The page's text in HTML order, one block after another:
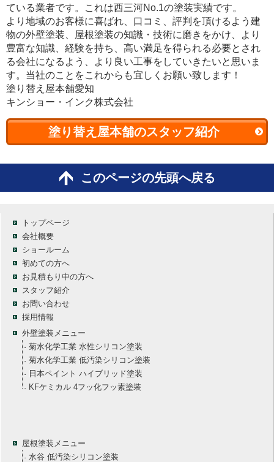
ている業者です。これは西三河No.1の塗装実績です。
より地域のお客様に喜ばれ、口コミ、評判を頂けるよう建
物の外壁塗装、屋根塗装の知識・技術に磨きをかけ、より
豊富な知識、経験を持ち、高い満足を得られる必要とされ
る会社になるよう、より良い工事をしていきたいと思いま
す。当社のことをこれからも宜しくお願い致します！
塗り替え屋本舗愛知
キンショー・インク株式会社
塗り替え屋本舗のスタッフ紹介
このページの先頭へ戻る
トップページ
会社概要
ショールーム
初めての方へ
お見積もり中の方へ
スタッフ紹介
お問い合わせ
採用情報
外壁塗装メニュー
菊水化学工業 水性シリコン塗装
菊水化学工業 低汚染シリコン塗装
日本ペイント ハイブリッド塗装
KFケミカル 4フッ化フッ素塗装
屋根塗装メニュー
水谷 低汚染シリコン塗装